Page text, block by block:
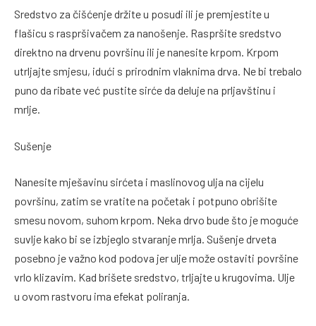
Sredstvo za čišćenje držite u posudi ili je premjestite u
flašicu s raspršivačem za nanošenje. Raspršite sredstvo
direktno na drvenu površinu ili je nanesite krpom. Krpom
utrljajte smjesu, idući s prirodnim vlaknima drva. Ne bi trebalo
puno da ribate već pustite sirće da deluje na prljavštinu i
mrlje.
Sušenje
Nanesite mješavinu sirćeta i maslinovog ulja na cijelu
površinu, zatim se vratite na početak i potpuno obrišite
smesu novom, suhom krpom. Neka drvo bude što je moguće
suvlje kako bi se izbjeglo stvaranje mrlja. Sušenje drveta
posebno je važno kod podova jer ulje može ostaviti površine
vrlo klizavim. Kad brišete sredstvo, trljajte u krugovima. Ulje
u ovom rastvoru ima efekat poliranja.